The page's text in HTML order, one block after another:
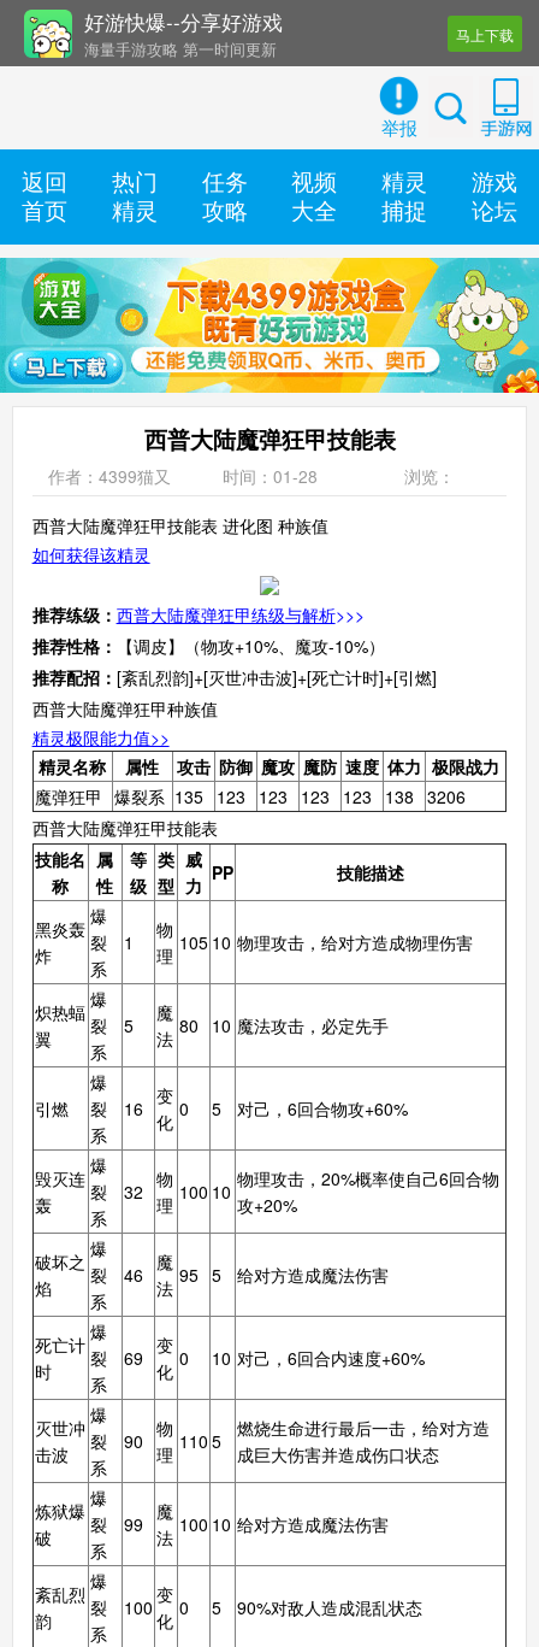
好游快爆--分享好游戏
海量手游攻略 第一时间更新
还有几十款实用辅助工具
马上下载
举报
返回
首页
热门
精灵
任务
攻略
视频
大全
精灵
捕捉
游戏
论坛
西普大陆魔弹狂甲技能表
作者：4399猫又 时间：01-28 浏览：
西普大陆魔弹狂甲技能表 进化图 种族值
如何获得该精灵
推荐练级： 西普大陆魔弹狂甲练级与解析>>>
推荐性格：
【调皮】（物攻+10%、魔攻-10%）
推荐配招： [紊乱烈韵]+[灭世冲击波]+[死亡计时]+[引燃]
西普大陆魔弹狂甲种族值
精灵极限能力值>>
精灵名称
属性 攻击 防御 魔攻 魔防 速度 体力 极限战力
魔弹狂甲 爆裂系 135 123 123 123 123 138 3206
西普大陆魔弹狂甲技能表
技能名
称
属
性
等
级
类
型
威
力
PP 技能描述
黑炎轰
炸
爆
裂
系
1
物
理
105 10 物理攻击，给对方造成物理伤害
炽热蝠
翼
爆
裂
系
5
魔
法
80 10 魔法攻击，必定先手
引燃
爆
裂
系
16
变
化
0 5 对己，6回合物攻+60%
毁灭连
轰
爆
裂
系
32
物
理
100 10
物理攻击，20%概率使自己6回合物
攻+20%
破坏之
焰
爆
裂
系
46
魔
法
95 5 给对方造成魔法伤害
死亡计
时
爆
裂
系
69
变
化
0 10 对己，6回合内速度+60%
灭世冲
击波
爆
裂
系
90
物
理
110 5
燃烧生命进行最后一击，给对方造
成巨大伤害并造成伤口状态
炼狱爆
破
爆
裂
系
99
魔
法
100 10 给对方造成魔法伤害
紊乱烈
韵
爆
裂
系
100
变
化
0 5 90%对敌人造成混乱状态